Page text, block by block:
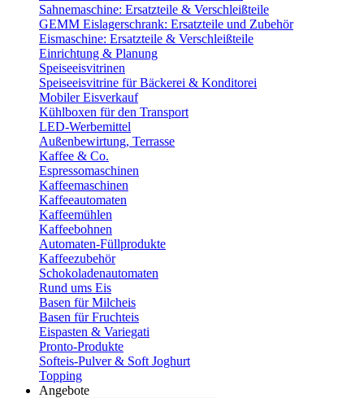
Sahnemaschine: Ersatzteile & Verschleißteile
GEMM Eislagerschrank: Ersatzteile und Zubehör
Eismaschine: Ersatzteile & Verschleißteile
Einrichtung & Planung
Speiseeisvitrinen
Speiseeisvitrine für Bäckerei & Konditorei
Mobiler Eisverkauf
Kühlboxen für den Transport
LED-Werbemittel
Außenbewirtung, Terrasse
Kaffee & Co.
Espressomaschinen
Kaffeemaschinen
Kaffeeautomaten
Kaffeemühlen
Kaffeebohnen
Automaten-Füllprodukte
Kaffeezubehör
Schokoladenautomaten
Rund ums Eis
Basen für Milcheis
Basen für Fruchteis
Eispasten & Variegati
Pronto-Produkte
Softeis-Pulver & Soft Joghurt
Topping
Angebote